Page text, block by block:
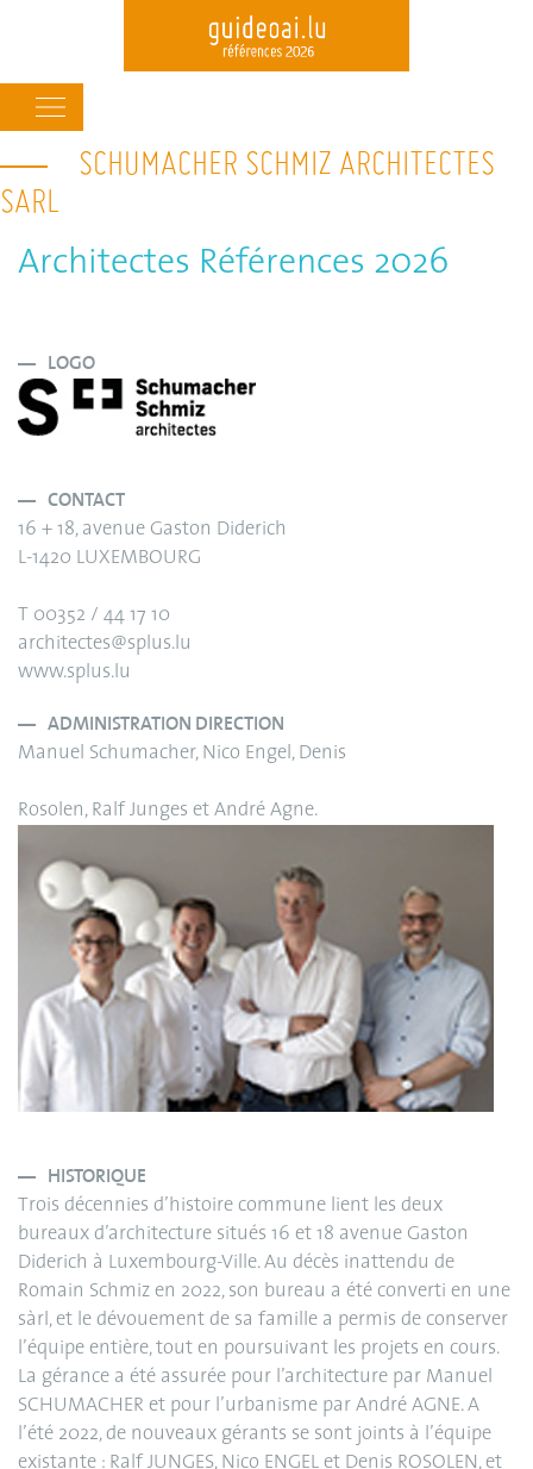
Skip
to
navigation
SCHUMACHER SCHMIZ ARCHITECTES
SARL
Architectes Références 2026
LOGO
CONTACT
16 + 18, avenue Gaston Diderich
L-1420 LUXEMBOURG
T 00352 / 44 17 10
architectes@splus.lu
www.splus.lu
ADMINISTRATION DIRECTION
Manuel Schumacher, Nico Engel, Denis
Rosolen, Ralf Junges et André Agne.
HISTORIQUE
Trois décennies d’histoire commune lient les deux
bureaux d’architecture situés 16 et 18 avenue Gaston
Diderich à Luxembourg-Ville. Au décès inattendu de
Romain Schmiz en 2022, son bureau a été converti en une
sàrl, et le dévouement de sa famille a permis de conserver
l’équipe entière, tout en poursuivant les projets en cours.
La gérance a été assurée pour l’architecture par Manuel
SCHUMACHER et pour l’urbanisme par André AGNE. A
l’été 2022, de nouveaux gérants se sont joints à l’équipe
existante : Ralf JUNGES, Nico ENGEL et Denis ROSOLEN, et